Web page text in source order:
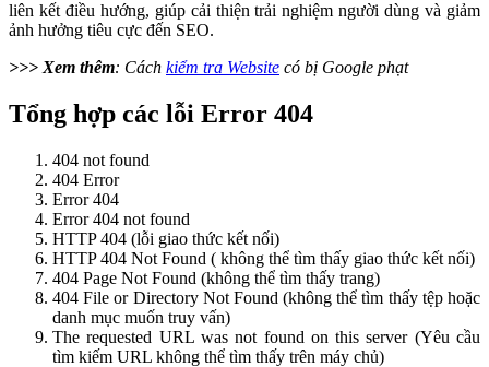
liên kết điều hướng, giúp cải thiện trải nghiệm người dùng và giảm
ảnh hưởng tiêu cực đến SEO.
>>> Xem thêm: Cách kiểm tra Website có bị Google phạt
Tổng hợp các lỗi Error 404
404 not found
404 Error
Error 404
Error 404 not found
HTTP 404 (lỗi giao thức kết nối)
HTTP 404 Not Found ( không thể tìm thấy giao thức kết nối)
404 Page Not Found (không thể tìm thấy trang)
404 File or Directory Not Found (không thể tìm thấy tệp hoặc
danh mục muốn truy vấn)
The requested URL was not found on this server (Yêu cầu
tìm kiếm URL không thể tìm thấy trên máy chủ)